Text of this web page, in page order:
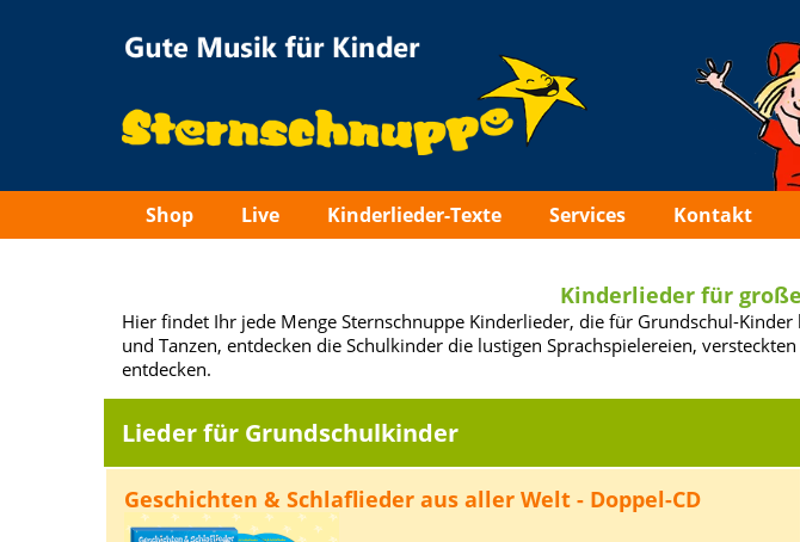
Shop Live Kinderlieder-Texte Services Kontakt
Kinderlieder für
Hier findet Ihr jede Menge Sternschnuppe Kinderlieder, die für Grundschul-
und Tanzen, entdecken die Schulkinder die lustigen Sprachspielereien,
entdecken.
Lieder für Grundschulkinder
Geschichten & Schlaflieder aus aller Welt - Doppel-CD